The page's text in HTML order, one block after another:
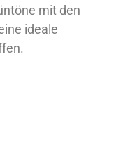
mit den
ideale